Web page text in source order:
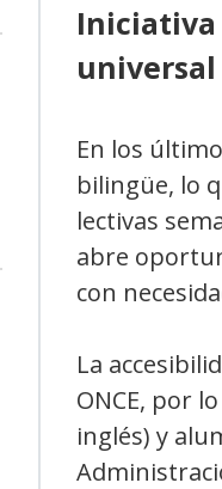
Iniciativa
universal
En los
bilingüe, lo
lectivas
abre
con
La
ONCE, por
inglés) y